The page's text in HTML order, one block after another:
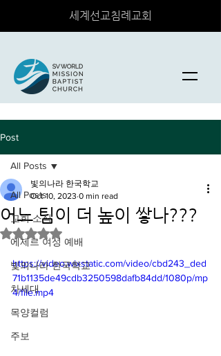
세계선교침례교회
Post
All Posts
교회 소식
에제르 여성 예배
빛의나라 한국학교
차세대
목양컬럼
주보
All Posts
어느 팀이 더 높이 쌓나???
빛의나라 한국학교
Oct 10, 2023 0 min read
Rated NaN out of 5 stars.
https://video.wixstatic.com/video/cbd243_ded
71b1135de49cdb3250598dafb84dd/1080p/mp
4/file.mp4